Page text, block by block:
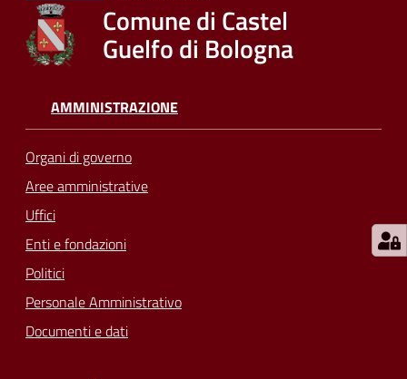
Comune di Castel
Guelfo di Bologna
AMMINISTRAZIONE
Organi di governo
Aree amministrative
Uffici
Enti e fondazioni
Politici
Personale Amministrativo
Documenti e dati